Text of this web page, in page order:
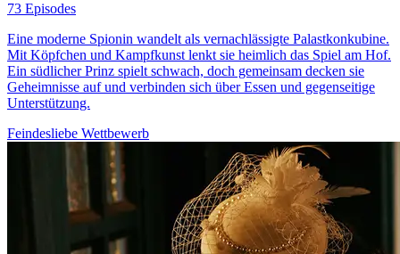
73 Episodes
Eine moderne Spionin wandelt als vernachlässigte Palastkonkubine.
Mit Köpfchen und Kampfkunst lenkt sie heimlich das Spiel am Hof.
Ein südlicher Prinz spielt schwach, doch gemeinsam decken sie
Geheimnisse auf und verbinden sich über Essen und gegenseitige
Unterstützung.
Feindesliebe Wettbewerb